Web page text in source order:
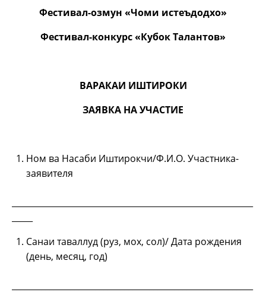
Фестивал-озмун «Чоми истеъдодхо»
Фестивал-конкурс «Кубок Талантов»
ВАРАКАИ ИШТИРОКИ
ЗАЯВКА НА УЧАСТИЕ
Ном ва Насаби Иштирокчи/Ф.И.О. Участника-
заявителя
Санаи таваллуд (руз, мох, сол)/ Дата рождения
(день, месяц, год)